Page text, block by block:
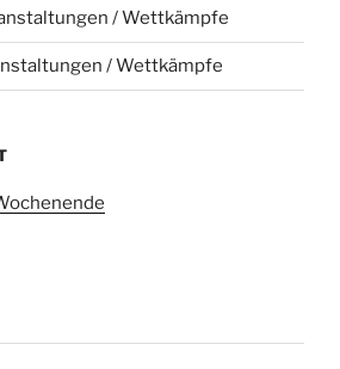
/ Wettkämpfe
/ Wettkämpfe